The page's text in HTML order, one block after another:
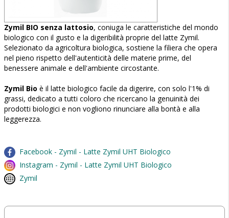
Zymil BIO senza lattosio, coniuga le caratteristiche del mondo
biologico con il gusto e la digeribilità proprie del latte Zymil.
Selezionato da agricoltura biologica, sostiene la filiera che opera
nel pieno rispetto dell'autenticità delle materie prime, del
benessere animale e dell'ambiente circostante.
Zymil Bio è il latte biologico facile da digerire, con solo l'1% di
grassi, dedicato a tutti coloro che ricercano la genuinità dei
prodotti biologici e non vogliono rinunciare alla bontà e alla
leggerezza.
Facebook - Zymil - Latte Zymil UHT Biologico
Instagram - Zymil - Latte Zymil UHT Biologico
Zymil